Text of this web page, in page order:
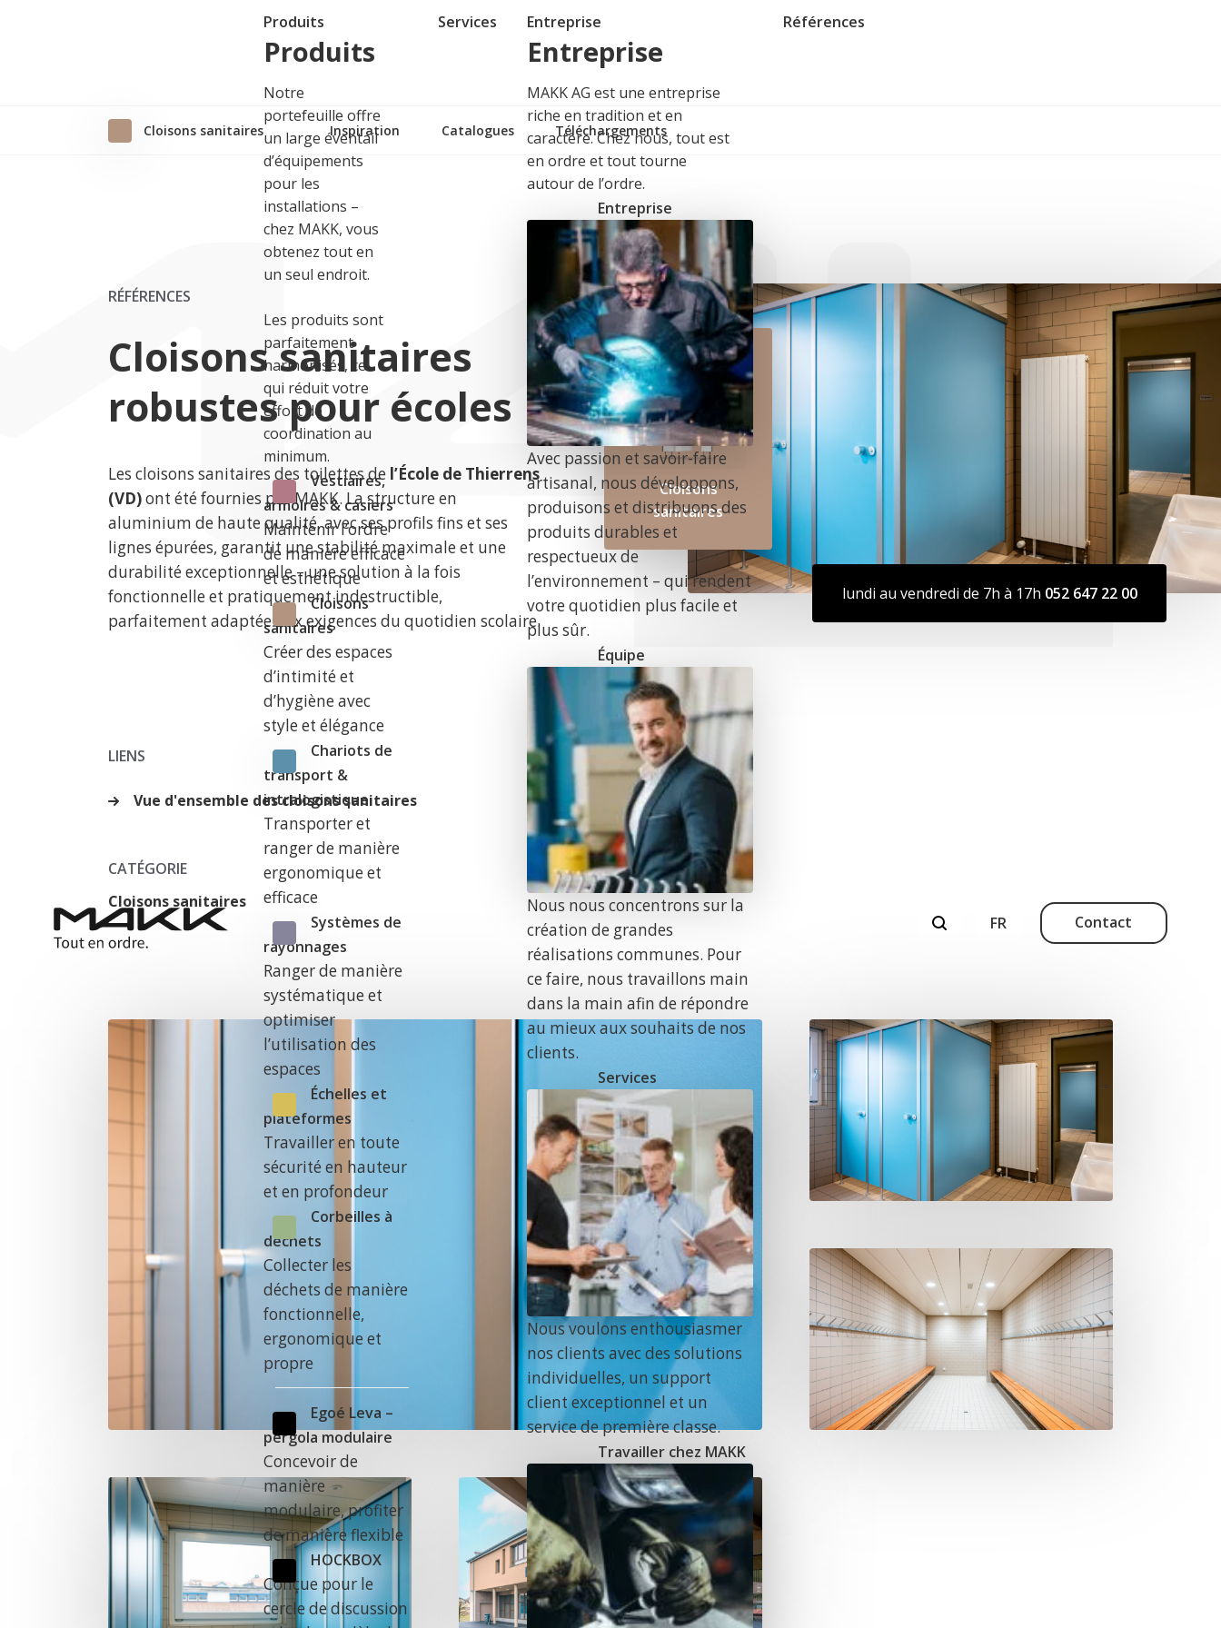
Produits
Produits
Notre
portefeuille offre
un large éventail
d’équipements
pour les
installations –
chez MAKK, vous
obtenez tout en
un seul endroit.
Les produits sont
parfaitement
harmonisés, ce
qui réduit votre
effort de
coordination au
minimum.
Vestiaires,
armoires & casiers
Maintenir l’ordre
de manière efficace
et esthétique
Cloisons
sanitaires
Créer des espaces
d’intimité et
d’hygiène avec
style et élégance
Chariots de
transport &
intralogistique
Transporter et
ranger de manière
ergonomique et
efficace
Systèmes de
rayonnages
Ranger de manière
systématique et
optimiser
l’utilisation des
espaces
Échelles et
plateformes
Travailler en toute
sécurité en hauteur
et en profondeur
Corbeilles à
déchets
Collecter les
déchets de manière
fonctionnelle,
ergonomique et
propre
Egoé Leva –
pergola modulaire
Concevoir de
manière
modulaire, profiter
de manière flexible
HOCKBOX
Conçue pour le
cercle de discussion
Services Entreprise
Entreprise
MAKK AG est une entreprise
riche en tradition et en
caractère. Chez nous, tout est
en ordre et tout tourne
autour de l’ordre.
Entreprise
Avec passion et savoir-faire
artisanal, nous développons,
produisons et distribuons des
produits durables et
respectueux de
l’environnement – qui rendent
votre quotidien plus facile et
plus sûr.
Équipe
Nous nous concentrons sur la
création de grandes
réalisations communes. Pour
ce faire, nous travaillons main
dans la main afin de répondre
au mieux aux souhaits de nos
clients.
Services
Nous voulons enthousiasmer
nos clients avec des solutions
individuelles, un support
client exceptionnel et un
service de première classe.
Travailler chez MAKK
Références
Contact
Cloisons sanitaires Inspiration Catalogues Téléchargements
RÉFÉRENCES
Cloisons sanitaires
robustes pour écoles
Les cloisons sanitaires des toilettes de l’École de Thierrens
(VD)ont été fournies par MAKK. La structure en
aluminium de haute qualité, avec ses profils fins et ses
lignes épurées, garantit une stabilité maximale et une
durabilité exceptionnelle – une solution à la fois
fonctionnelle et pratiquement indestructible,
parfaitement adaptée aux exigences du quotidien scolaire.
Cloisons
sanitaires
lundi au vendredi de 7h à 17h 052 647 22 00
LIENS
Vue d'ensemble des cloisons sanitaires
CATÉGORIE
Cloisons sanitaires